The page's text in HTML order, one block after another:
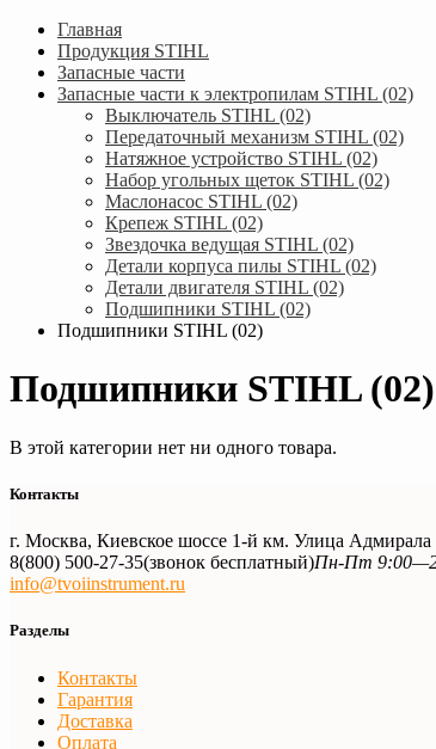
Главная
Продукция STIHL
Запасные части
Запасные части к электропилам STIHL (02)
Выключатель STIHL (02)
Передаточный механизм STIHL (02)
Натяжное устройство STIHL (02)
Набор угольных щеток STIHL (02)
Маслонасос STIHL (02)
Крепеж STIHL (02)
Звездочка ведущая STIHL (02)
Детали корпуса пилы STIHL (02)
Детали двигателя STIHL (02)
Подшипники STIHL (02)
Подшипники STIHL (02)
Подшипники STIHL (02)
В этой категории нет ни одного товара.
Контакты
г. Москва, Киевское шоссе 1-й км. Улица
8(800) 500-27-35(звонок бесплатный)Пн-Пт
info@tvoiinstrument.ru
Разделы
Контакты
Гарантия
Доставка
Оплата